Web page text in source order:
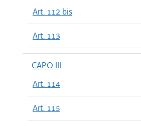
Art. 112 bis
Art. 113
CAPO III
Art. 114
Art. 115